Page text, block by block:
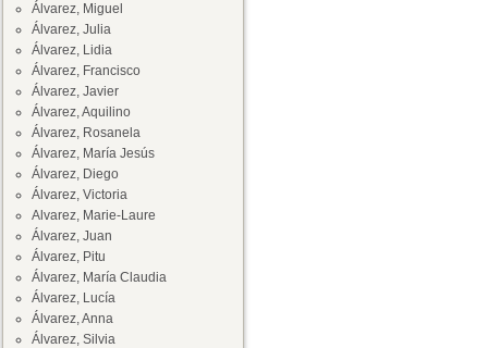
Álvarez, Miguel
Álvarez, Julia
Álvarez, Lidia
Álvarez, Francisco
Álvarez, Javier
Álvarez, Aquilino
Álvarez, Rosanela
Álvarez, María Jesús
Álvarez, Diego
Álvarez, Victoria
Alvarez, Marie-Laure
Álvarez, Juan
Álvarez, Pitu
Álvarez, María Claudia
Álvarez, Lucía
Álvarez, Anna
Álvarez, Silvia